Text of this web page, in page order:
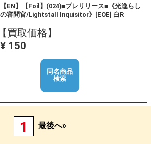
【EN】【Foil】(024)■プレリリース■《光逸らし
の審問官/Lightstall Inquisitor》[EOE] 白R
【買取価格】
¥ 150
同名商品
検索
1 最後へ»